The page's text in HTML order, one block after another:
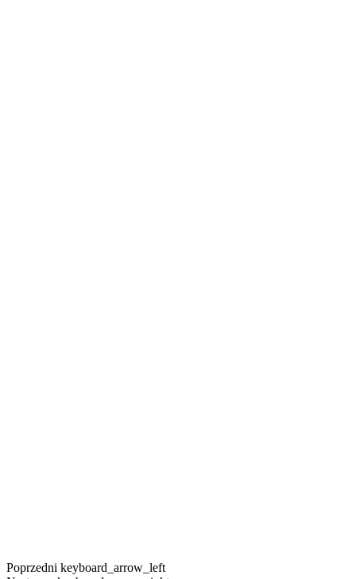
Poprzedni keyboard_arrow_left